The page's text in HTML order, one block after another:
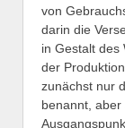
von
darin die
in Gestalt des
der
zunächst nur
benannt,